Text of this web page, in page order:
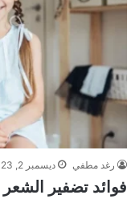
رغد مطفي ديسمبر 2, 2023
فوائد تضفير